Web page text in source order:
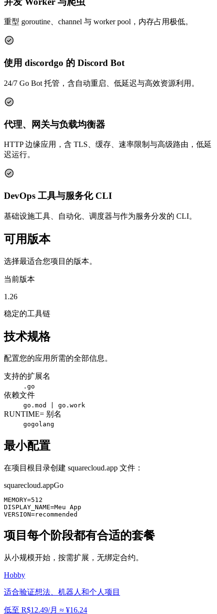
重型 goroutine、channel 与 worker pool，内存占用极低。
使用 discordgo 的 Discord Bot
24/7 Go Bot 托管，含自动重启、低延迟与高效资源利用。
代理、网关与负载均衡器
HTTP 边缘应用，含 TLS、缓存、速率限制与高级路由，低延
迟运行。
DevOps 工具与服务化 CLI
基础设施工具、自动化、调度器与作为服务分发的 CLI。
可用版本
选择最适合您项目的版本。
当前版本
1.26
稳定的工具链
技术规格
配置您的应用所需的全部信息。
支持的扩展名
.go
依赖文件
go.mod | go.work
RUNTIME= 别名
gogolang
最小配置
在项目根目录创建 squarecloud.app 文件：
squarecloud.appGo
MEMORY=512
DISPLAY_NAME=Meu App
VERSION=recommended
项目每个阶段都有合适的套餐
从小规模开始，按需扩展，无绑定合约。
Hobby
适合验证想法、机器人和个人项目
低至 R$12.49/月 ≈ ¥16.24